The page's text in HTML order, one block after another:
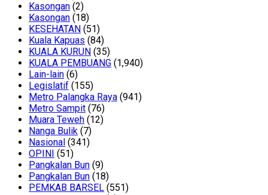
Kasongan (2)
Kasongan (18)
KESEHATAN (51)
Kuala Kapuas (84)
KUALA KURUN (35)
KUALA PEMBUANG (1,940)
Lain-lain (6)
Legislatif (155)
Metro Palangka Raya (941)
Metro Sampit (76)
Muara Teweh (12)
Nanga Bulik (7)
Nasional (341)
OPINI (51)
Pangkalan Bun (9)
Pangkalan Bun (18)
PEMKAB BARSEL (551)